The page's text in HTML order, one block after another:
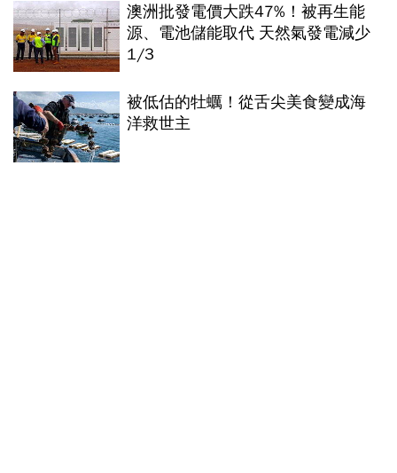
澳洲批發電價大跌47%！被再生能
源、電池儲能取代 天然氣發電減少
1/3
被低估的牡蠣！從舌尖美食變成海
洋救世主